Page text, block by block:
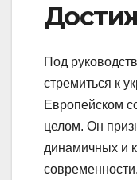
Под
стремиться к
Европейском
целом. Он
динамичных и
современности.